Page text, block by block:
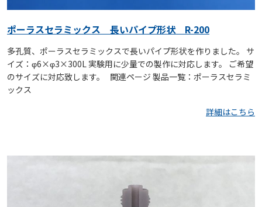
ポーラスセラミックス 長いパイプ形状 R-200
多孔質、ポーラスセラミックスで長いパイプ形状を作りました。 サ
イズ：φ6×φ3×300L 実験用に少量での製作に対応します。 ご希望
のサイズに対応致します。 関連ページ 製品一覧：ポーラスセラミ
ックス
詳細はこちら